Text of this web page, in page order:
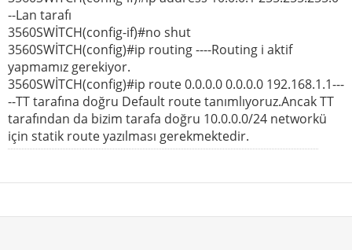
--Lan tarafı
3560SWİTCH(config-if)#no shut
3560SWİTCH(config)#ip routing ----Routing i aktif
yapmamız gerekiyor.
3560SWİTCH(config)#ip route 0.0.0.0 0.0.0.0 192.168.1.1---
--TT tarafına doğru Default route tanımlıyoruz.Ancak TT
tarafından da bizim tarafa doğru 10.0.0.0/24 networkü
için statik route yazılması gerekmektedir.